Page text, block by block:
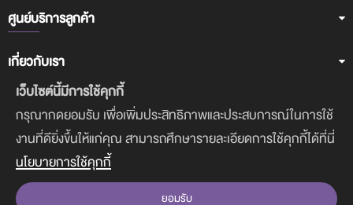
เว็บไซต์นี้มีการใช้คุกกี้
กรุณากดยอมรับ เพื่อเพิ่มประสิทธิภาพและประสบการณ์ในการใช้
งานที่ดียิ่งขึ้นให้แก่คุณ สามารถศึกษารายละเอียดการใช้คุกกี้ได้ที่นี่
นโยบายการใช้คุกกี้
ยอมรับ
ศูนย์บริการลูกค้า
เกี่ยวกับเรา
ฝ่ายบริการลูกค้า
ดาวน์โหลดแอพฯ